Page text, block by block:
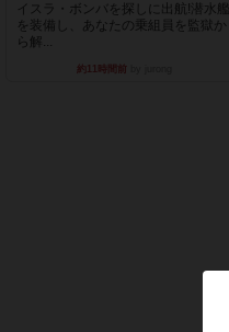
イスラ・ボンバを探しに出航!潜水艦
を装備し、あなたの乗組員を監獄か
ら解...
約11時間前